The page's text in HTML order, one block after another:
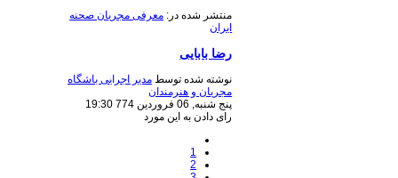
منتشر شده در: معرفی مجریان صحنه
ایران
رضا بابایی
نوشته شده توسط مدیر اجرایی باشگاه
مجریان و هنرمندان
پنج شنبه, 06 فروردين 774 19:30
رای دادن به این مورد
1
2